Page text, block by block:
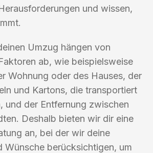
und wissen,
Umzug hängen von
ab, wie beispielsweise
Wohnung oder des Hauses, der
und Kartons, die transportiert
und der Entfernung zwischen
Deshalb bieten wir dir eine
an, bei der wir deine
Wünsche berücksichtigen, um